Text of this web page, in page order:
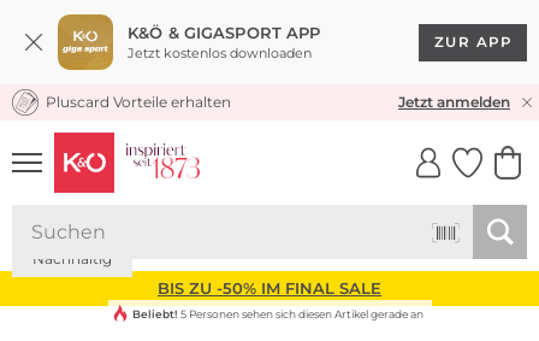
K&Ö & GIGASPORT APP
Jetzt kostenlos downloaden
ZUR APP
KOSTENLOSER VERSAND* & RÜCKVERSAND
Pluscard Vorteile erhalten Jetzt anmelden
UNSERE APP
CLICK &
BIS ZU -50% IM FINAL SALE
Nachhaltig
Beliebt! 5 Personen sehen sich diesen Artikel gerade an